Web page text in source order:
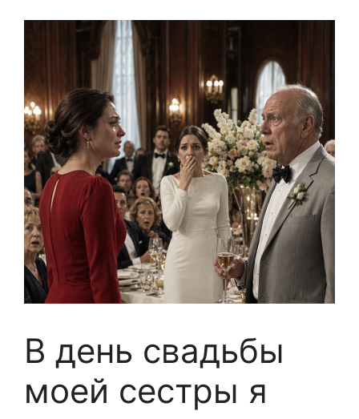
В день свадьбы
моей сестры я